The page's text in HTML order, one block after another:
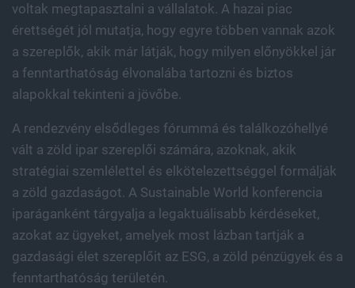
voltak megtapasztalni a vállalatok. A hazai piac
érettségét jól mutatja, hogy egyre többen vannak azok
a szereplők, akik már látják, hogy milyen előnyökkel jár
a fenntarthatóság élvonalába tartozni és biztos
alapokkal tekinteni a jövőbe.
A rendezvény elsődleges fórummá és találkozóhellyé
vált a zöld ipar szereplői számára, azoknak, akik
stratégiai szemlélettel és elkötelezettséggel formálják
a zöld gazdaságot. A Sustainable World konferencia
iparáganként tárgyalja a legaktuálisabb kérdéseket,
azokat az ügyeket, amelyek most lázban tartják a
gazdasági élet szereplőit az ESG, a zöld pénzügyek és a
fenntarthatóság területén.